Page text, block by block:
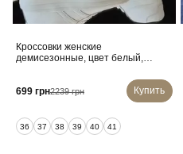
Кроссовки женские
демисезонные, цвет белый,
699 грн2239 грн Купить
36 37 38 39 40 41